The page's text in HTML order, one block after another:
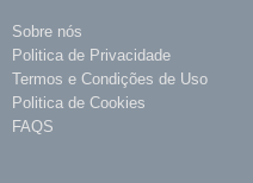
Sobre nós
Politica de Privacidade
Termos e Condições de Uso
Politica de Cookies
FAQS